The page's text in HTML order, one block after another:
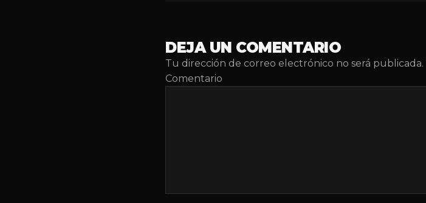
DEJA UN COMENTARIO
Tu dirección de correo electrónico no será publicada.
Comentario